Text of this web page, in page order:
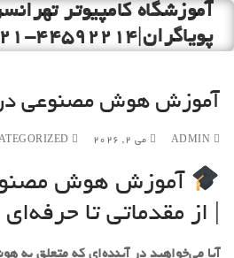
محتوا
آموزشگاه کامپیوتر
پویاگران|44592214-021
جستجو برای:
آموزش هوش مصنوعی در
می 2, 2026
آموزش هوش
| از مقدماتی تا
آیا می‌خواهید در آینده‌ای که متعلق